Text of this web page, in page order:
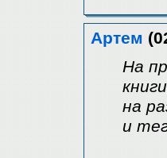
Артем
На
на
и